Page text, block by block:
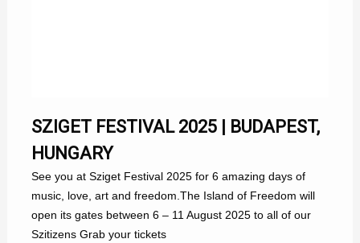
SZIGET FESTIVAL 2025 | BUDAPEST,
HUNGARY
See you at Sziget Festival 2025 for 6 amazing days of
music, love, art and freedom.The Island of Freedom will
open its gates between 6 – 11 August 2025 to all of our
Szitizens Grab your tickets